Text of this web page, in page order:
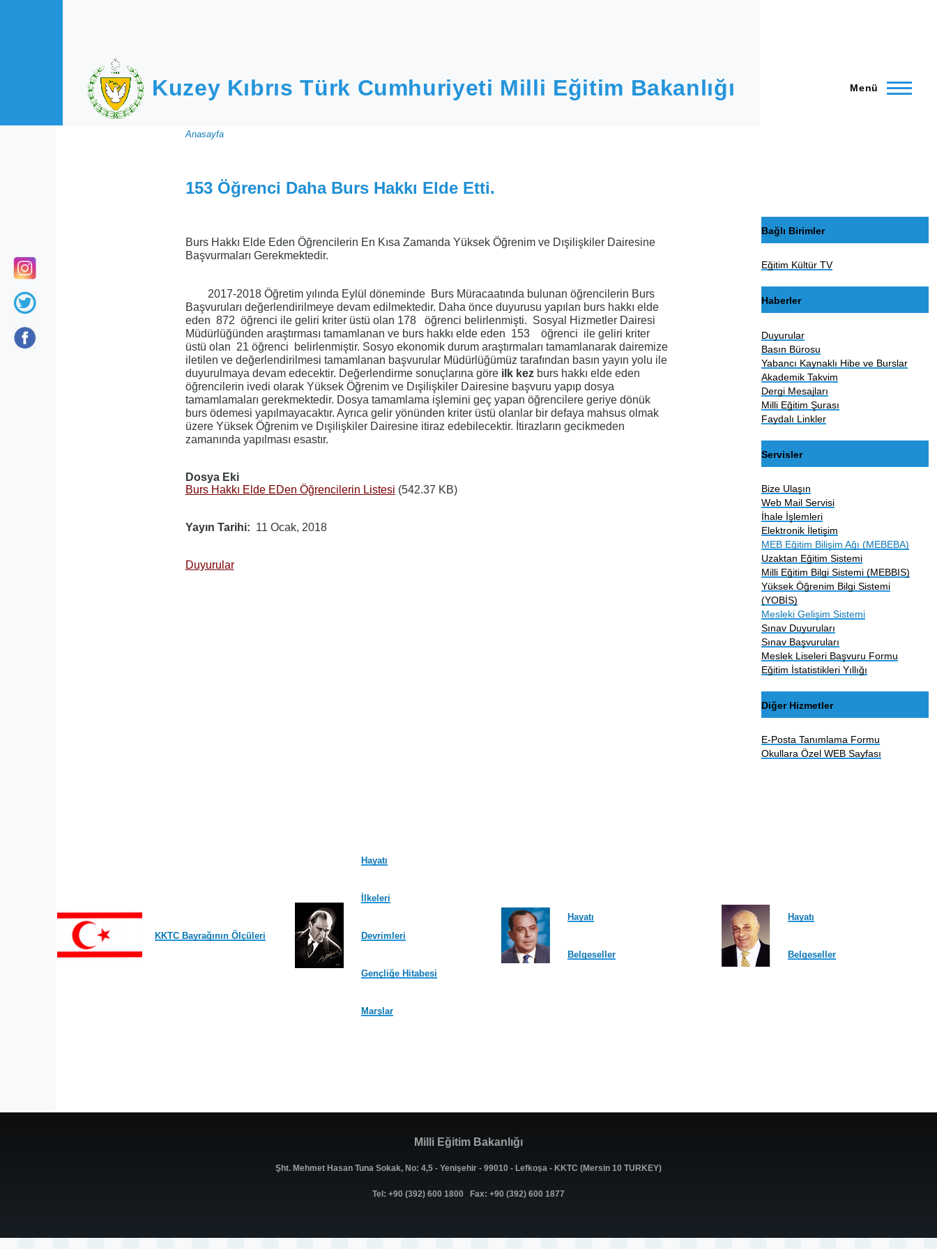
Kuzey Kıbrıs Türk Cumhuriyeti Milli Eğitim Bakanlığı Menü
Sayfa
yolu
Anasayfa
153 Öğrenci Daha Burs Hakkı Elde Etti.
Burs Hakkı Elde Eden Öğrencilerin En Kısa Zamanda Yüksek Öğrenim ve Dışilişkiler Dairesine
Başvurmaları Gerekmektedir.
2017-2018 Öğretim yılında Eylül döneminde Burs Müracaatında bulunan öğrencilerin Burs
Başvuruları değerlendirilmeye devam edilmektedir. Daha önce duyurusu yapılan burs hakkı elde
eden 872 öğrenci ile geliri kriter üstü olan 178 öğrenci belirlenmişti. Sosyal Hizmetler Dairesi
Müdürlüğünden araştırması tamamlanan ve burs hakkı elde eden 153 öğrenci ile geliri kriter
üstü olan 21 öğrenci belirlenmiştir. Sosyo ekonomik durum araştırmaları tamamlanarak dairemize
iletilen ve değerlendirilmesi tamamlanan başvurular Müdürlüğümüz tarafından basın yayın yolu ile
duyurulmaya devam edecektir. Değerlendirme sonuçlarına göre ilk kezburs hakkı elde eden
öğrencilerin ivedi olarak Yüksek Öğrenim ve Dışilişkiler Dairesine başvuru yapıp dosya
tamamlamaları gerekmektedir. Dosya tamamlama işlemini geç yapan öğrencilere geriye dönük
burs ödemesi yapılmayacaktır. Ayrıca gelir yönünden kriter üstü olanlar bir defaya mahsus olmak
üzere Yüksek Öğrenim ve Dışilişkiler Dairesine itiraz edebilecektir. İtirazların gecikmeden
zamanında yapılması esastır.
Dosya Eki
Burs Hakkı Elde EDen Öğrencilerin Listesi (542.37 KB)
Yayın Tarihi 11 Ocak, 2018
Duyurular
Bağlı Birimler
Eğitim Kültür TV
Haberler
Duyurular
Basın Bürosu
Yabancı Kaynaklı Hibe ve Burslar
Akademik Takvim
Dergi Mesajları
Milli Eğitim Şurası
Faydalı Linkler
Servisler
Bize Ulaşın
Web Mail Servisi
İhale İşlemleri
Elektronik İletişim
MEB Eğitim Bilişim Ağı (MEBEBA)
Uzaktan Eğitim Sistemi
Milli Eğitim Bilgi Sistemi (MEBBIS)
Yüksek Öğrenim Bilgi Sistemi
(YOBİS)
Mesleki Gelişim Sistemi
Sınav Duyuruları
Sınav Başvuruları
Meslek Liseleri Başvuru Formu
Eğitim İstatistikleri Yıllığı
Diğer Hizmetler
E-Posta Tanımlama Formu
Okullara Özel WEB Sayfası
KKTC Bayrağının Ölçüleri
Hayatı
İlkeleri
Devrimleri
Gençliğe Hitabesi
Marşlar
Hayatı
Belgeseller
Hayatı
Belgeseller
Milli Eğitim Bakanlığı
Şht. Mehmet Hasan Tuna Sokak, No: 4,5 - Yenişehir - 99010 - Lefkoşa - KKTC (Mersin 10 TURKEY)
Tel: +90 (392) 600 1800 Fax: +90 (392) 600 1877